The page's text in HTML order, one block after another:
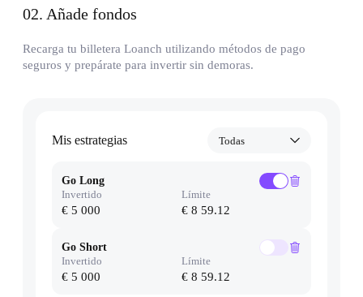
02. Añade fondos
Recarga tu billetera Loanch utilizando métodos de pago
seguros y prepárate para invertir sin demoras.
Mis estrategias Todas
Go Long
Invertido
€ 5 000
Límite
€ 8 59.12
Go Short
Invertido
€ 5 000
Límite
€ 8 59.12